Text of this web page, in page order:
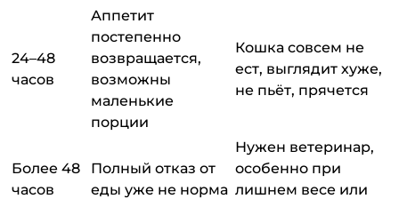
24–48
часов
Аппетит
постепенно
возвращается,
возможны
маленькие
порции
Кошка совсем не
ест, выглядит хуже,
не пьёт, прячется
Более 48
часов
Полный отказ от
еды уже не норма
Нужен ветеринар,
особенно при
лишнем весе или